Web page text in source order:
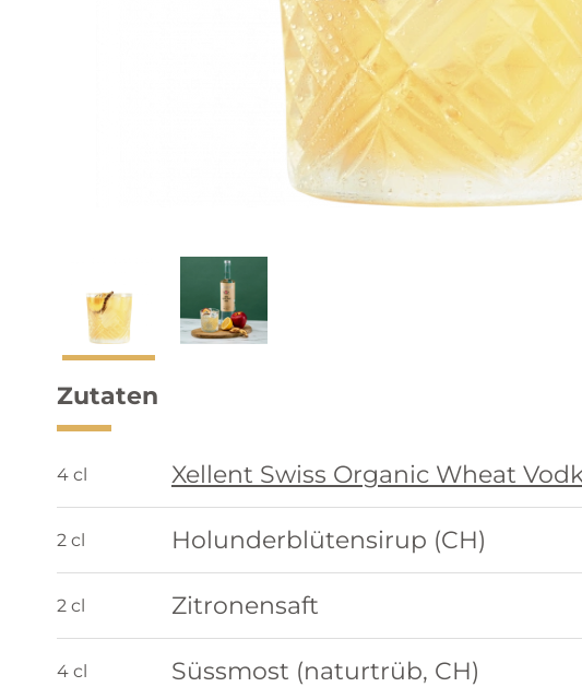
Zutaten
4 cl Xellent Swiss Organic Wheat
2 cl Holunderblütensirup (CH)
2 cl Zitronensaft
4 cl Süssmost (naturtrüb, CH)